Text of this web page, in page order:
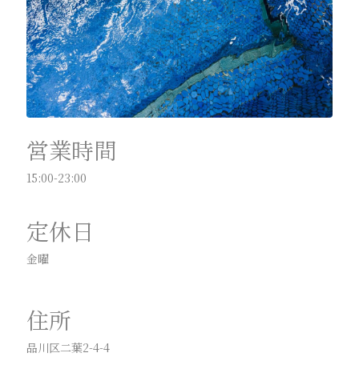
営業時間
15:00-23:00
定休日
金曜
住所
品川区二葉2-4-4